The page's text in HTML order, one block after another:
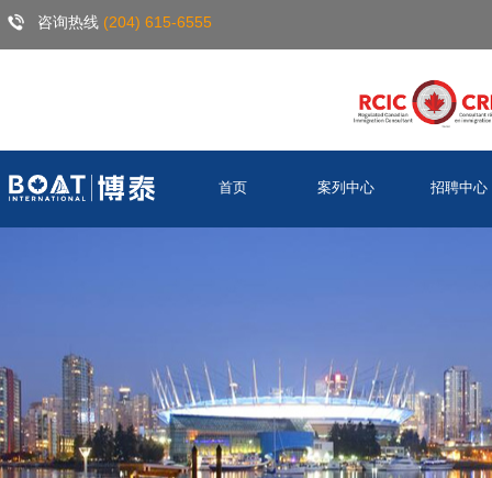
咨询热线 (204) 615-6555
首页 案列中心 招聘中心